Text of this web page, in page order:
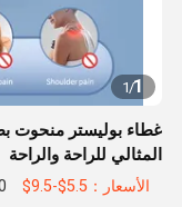
1
/
1
غطاء بوليستر منحوت
المثالي للراحة والراحة
الأسعار：5.5$-9.5$